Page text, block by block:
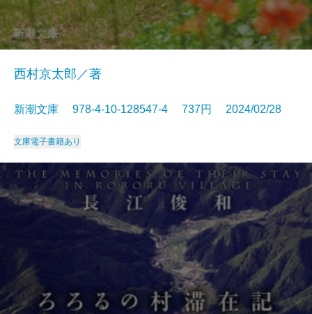
西村京太郎／著
新潮文庫 978-4-10-128547-4 737円 2024/02/28
文庫電子書籍あり